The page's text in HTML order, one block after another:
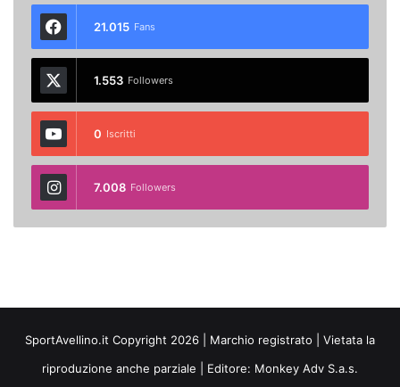
21.015 Fans
1.553 Followers
0 Iscritti
7.008 Followers
SportAvellino.it Copyright 2026 | Marchio registrato | Vietata la
riproduzione anche parziale | Editore: Monkey Adv S.a.s.